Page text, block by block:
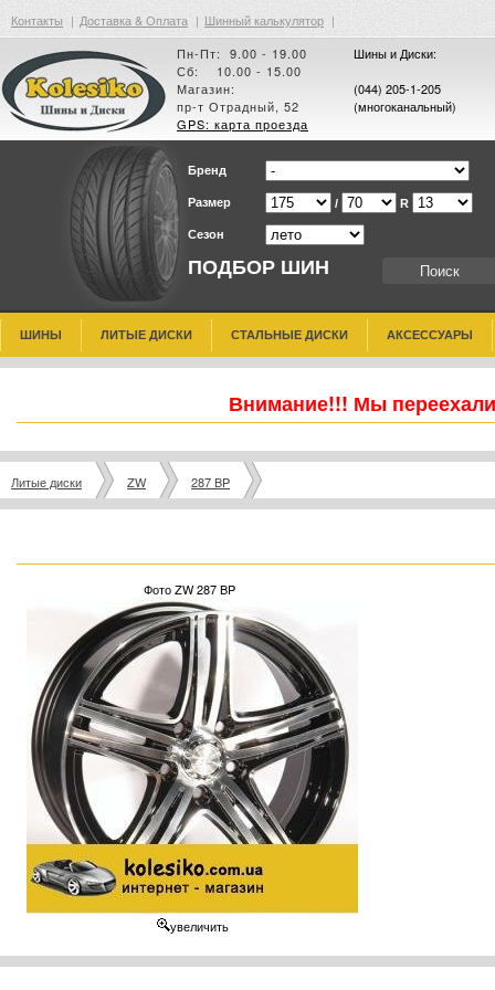
Контакты | Доставка & Оплата | Шинный калькулятор |
Пн-Пт: 9.00 - 19.00
Сб: 10.00 - 15.00
Магазин:
пр-т Отрадный, 52
GPS: карта проезда
Шины и Диски:
(044) 205-1-205
(многоканальный)
ПОДБОР ШИН
Бренд
Размер / R
Сезон
ШИНЫ ЛИТЫЕ ДИСКИ СТАЛЬНЫЕ ДИСКИ АКСЕССУАРЫ
Внимание!!! Мы
Литые диски ZW 287 BP
Фото ZW 287 BP
увеличить